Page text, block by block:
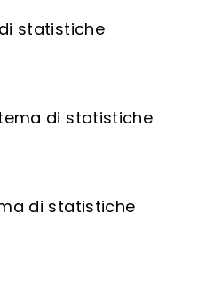
statistiche
di statistiche
di statistiche